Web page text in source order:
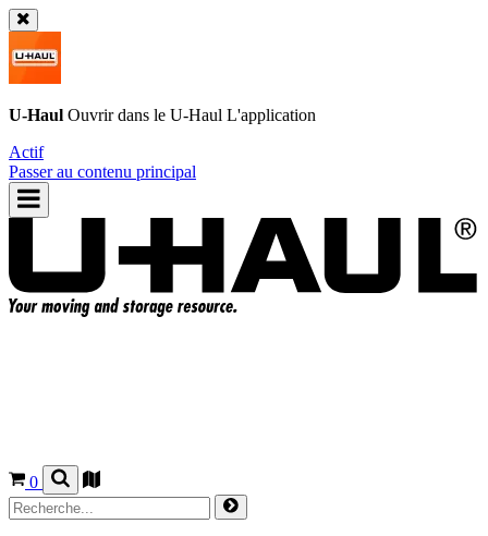
U-Haul Ouvrir dans le U-Haul L'application
Actif
Passer au contenu principal
0